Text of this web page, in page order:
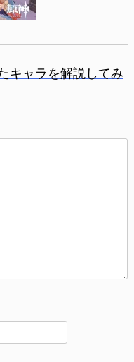
キャラを解説してみ